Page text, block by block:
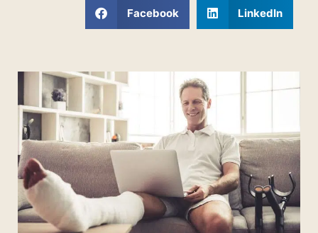
Facebook LinkedIn